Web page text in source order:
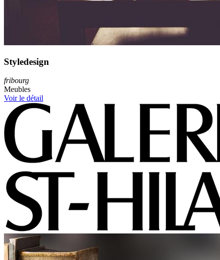
Styledesign
fribourg
Meubles
Voir le détail